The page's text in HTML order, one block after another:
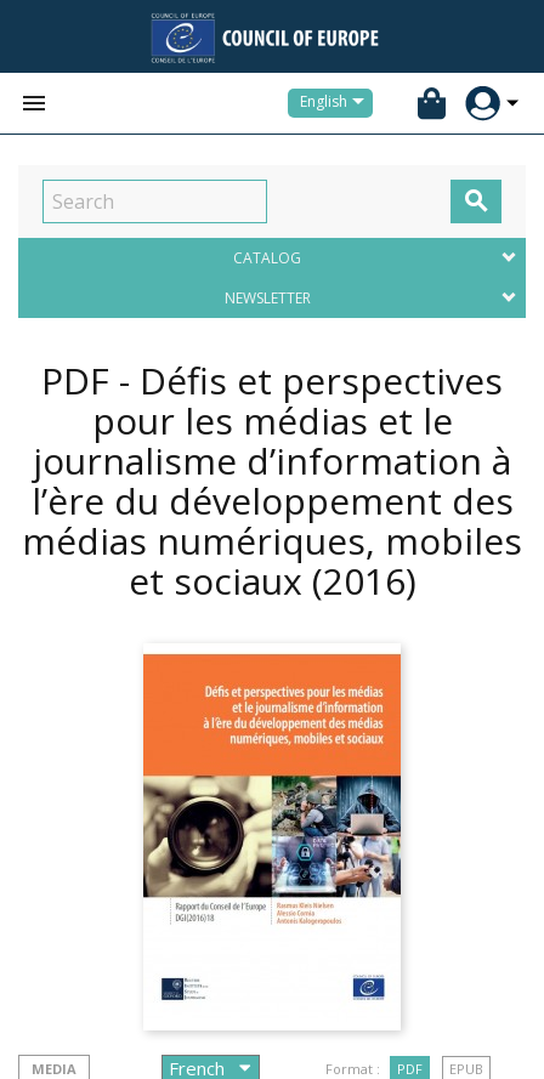
 English

CATALOG
NEWSLETTER
PDF - Défis et perspectives
pour les médias et le
journalisme d’information à
l’ère du développement des
médias numériques, mobiles
et sociaux (2016)
MEDIA Format : PDF EPUB